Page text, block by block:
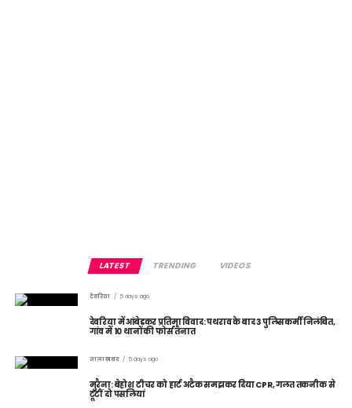
LATEST TRENDING VIDEOS
देवरिया 5 days ago
देवरिया में आंबेडकर प्रतिमा विवाद: पथराव के बाद 3 पुलिसकर्मी निलंबित,
गांव में 10 थानों की फोर्स तैनात
ताज़ा ख़बर 5 days ago
मुरैना: बेहोश टीचर को हार्ट अटैक समझकर दिया CPR, गलत तकनीक से
टूटीं दो पसलियां